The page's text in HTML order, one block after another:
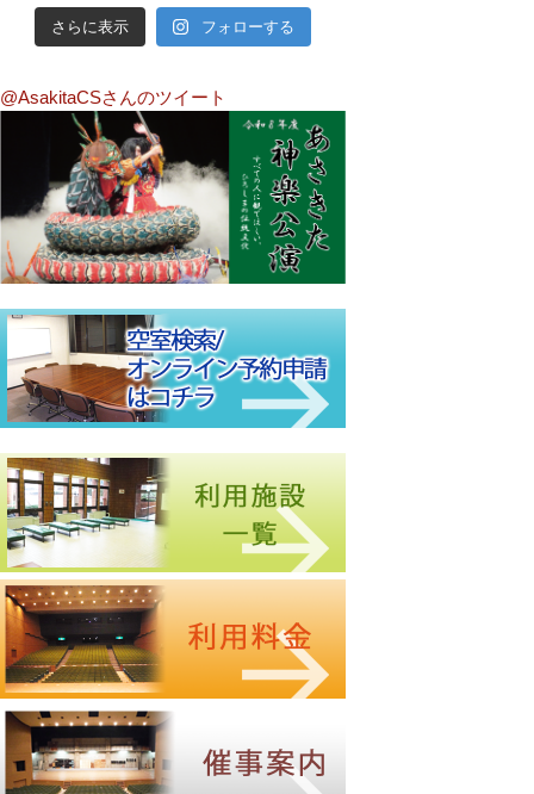
さらに表示 フォローする
@AsakitaCSさんのツイート